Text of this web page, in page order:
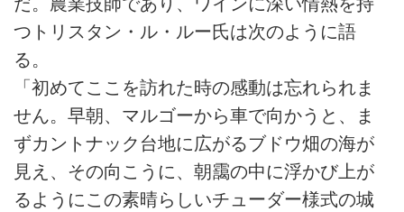
つトリスタン・ル・ルー氏は次のように語
る。
「初めてここを訪れた時の感動は忘れられま
せん。早朝、マルゴーから車で向かうと、ま
ずカントナック台地に広がるブドウ畑の海が
見え、その向こうに、朝靄の中に浮かび上が
るようにこの素晴らしいチューダー様式の城